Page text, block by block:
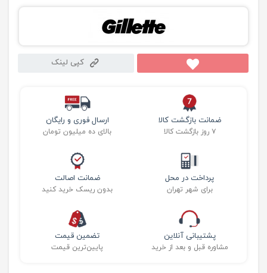
کپی لینک
ارسال فوری و رایگان
بالای ده میلیون تومان
ضمانت بازگشت کالا
۷ روز بازگشت کالا
ضمانت اصالت
بدون ریسک خرید کنید
پرداخت در محل
برای شهر تهران
تضمین قیمت
پایین‌ترین قیمت
پشتیبانی آنلاین
مشاوره قبل و بعد از خرید